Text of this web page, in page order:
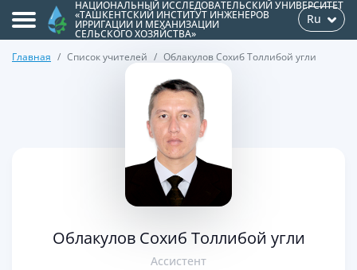
НАЦИОНАЛЬНЫЙ ИССЛЕДОВАТЕЛЬСКИЙ УНИВЕРСИТЕТ
«ТАШКЕНТСКИЙ ИНСТИТУТ ИНЖЕНЕРОВ
ИРРИГАЦИИ И МЕХАНИЗАЦИИ
СЕЛЬСКОГО ХОЗЯЙСТВА»
Ru
Главная Список учителей Облакулов Сохиб Толлибой угли
Облакулов Сохиб Толлибой угли
Ассистент